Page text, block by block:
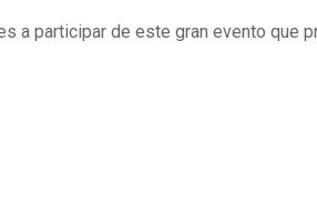
a participar de este gran evento que